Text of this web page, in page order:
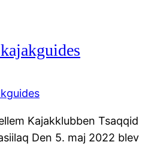
Kajakklubben Tsaqqid
Den 5. maj 2022 blev